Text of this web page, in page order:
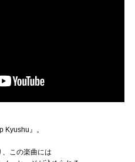
Kyushu』。
この楽曲には